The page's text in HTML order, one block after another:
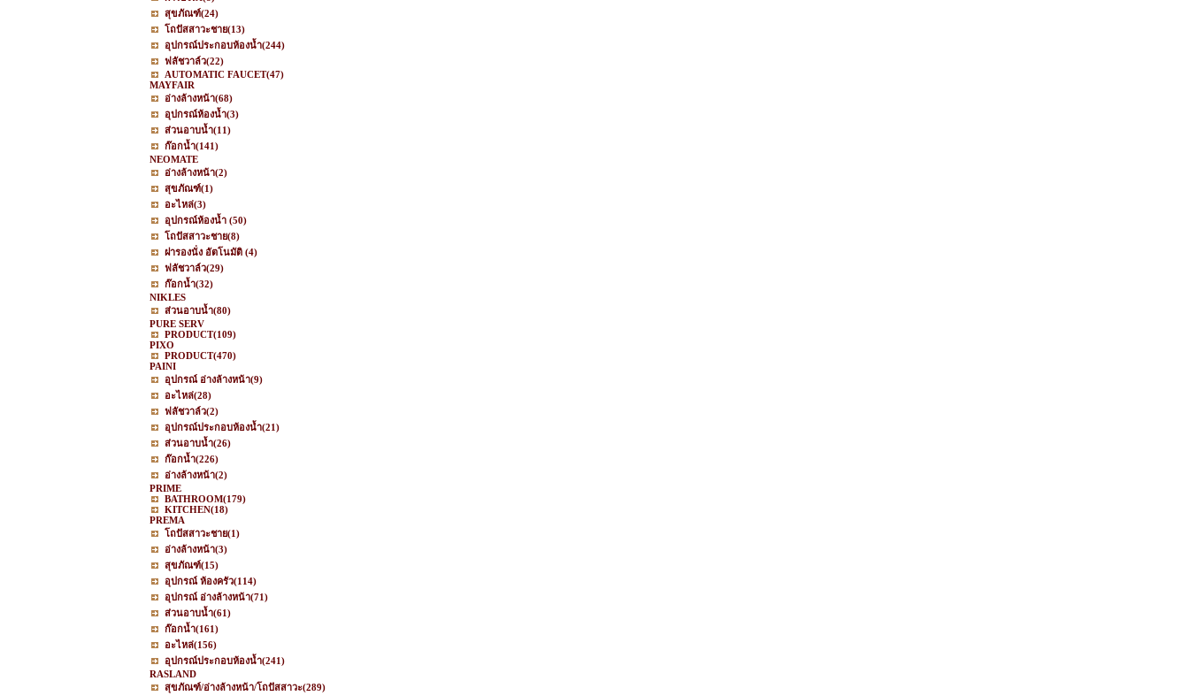
สุขภัณฑ์(24)
โถปัสสาวะชาย(13)
อุปกรณ์ประกอบห้องน้ำ(244)
ฟลัชวาล์ว(22)
AUTOMATIC FAUCET(47)
MAYFAIR
อ่างล้างหน้า(68)
อุปกรณ์ห้องน้ำ(3)
ส่วนอาบน้ำ(11)
ก๊อกน้ำ(141)
NEOMATE
อ่างล้างหน้า(2)
สุขภัณฑ์(1)
อะไหล่(3)
อุปกรณ์ห้องน้ำ (50)
โถปัสสาวะชาย(8)
ฝารองนั่ง อัตโนมัติ (4)
ฟลัชวาล์ว(29)
ก๊อกน้ำ(32)
NIKLES
ส่วนอาบน้ำ(80)
PURE SERV
PRODUCT(109)
PIXO
PRODUCT(470)
PAINI
อุปกรณ์ อ่างล้างหน้า(9)
อะไหล่(28)
ฟลัชวาล์ว(2)
อุปกรณ์ประกอบห้องน้ำ(21)
ส่วนอาบน้ำ(26)
ก๊อกน้ำ(226)
อ่างล้างหน้า(2)
PRIME
BATHROOM(179)
KITCHEN(18)
PREMA
โถปัสสาวะชาย(1)
อ่างล้างหน้า(3)
สุขภัณฑ์(15)
อุปกรณ์ ห้องครัว(114)
อุปกรณ์ อ่างล้างหน้า(71)
ส่วนอาบน้ำ(61)
ก๊อกน้ำ(161)
อะไหล่(156)
อุปกรณ์ประกอบห้องน้ำ(241)
RASLAND
สุขภัณฑ์/อ่างล้างหน้า/โถปัสสาวะ(289)